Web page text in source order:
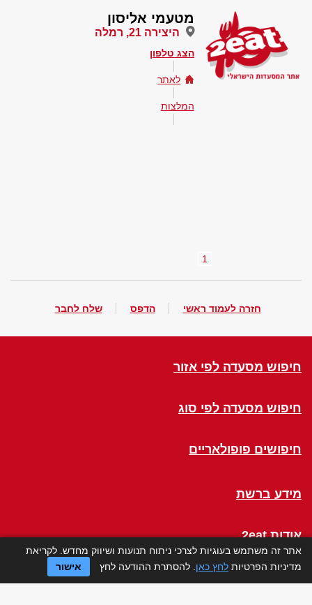
מטעמי אליסון
היצירה 21, רמלה
הצג טלפון
לאתר
המלצות
1
חזרה לעמוד ראשי הדפס שלח לחבר
חיפוש מסעדה לפי אזור
חיפוש מסעדה לפי סוג
חיפושים פופולאריים
מידע ברשת
אודות 2eat
Click a Table
אתר זה משתמש בעוגיות לצרכי ניתוח תנועות ושיווק מחדש. לקריאת
מדיניות הפרטיות לחץ כאן . להסתרת ההודעה לחץ אישור